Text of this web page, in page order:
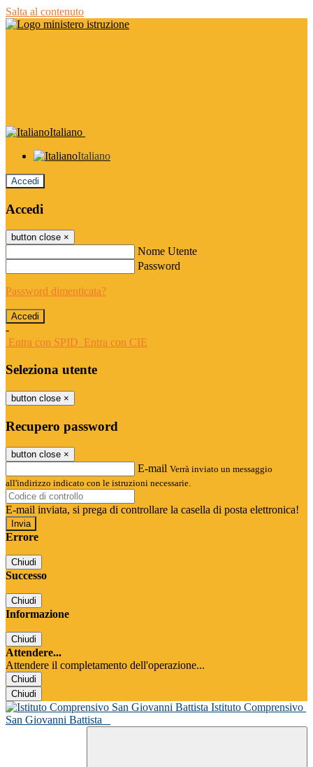
Salta al contenuto
Italiano
Italiano
Accedi
Accedi
button close ×
Nome Utente
Password
Password dimenticata?
-
Entra con SPID Entra con CIE
Seleziona utente
button close ×
Recupero password
button close ×
E-mail Verrà inviato un messaggio
all'indirizzo indicato con le istruzioni necessarie.
E-mail inviata, si prega di controllare la casella di posta elettronica!
Errore
Chiudi
Successo
Chiudi
Informazione
Chiudi
Attendere...
Attendere il completamento dell'operazione...
Chiudi
Chiudi
Istituto Comprensivo
San Giovanni Battista